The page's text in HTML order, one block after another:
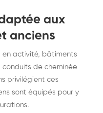
aux
anciens
en activité, bâtiments
de cheminée
privilégient ces
sont équipés pour y